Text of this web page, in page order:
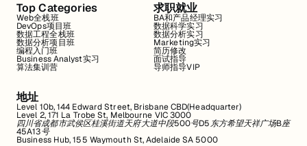
Top Categories
Web全栈班
DevOps项目班
数据工程全栈班
数据分析项目班
编程入门班
Business Analyst实习
算法集训营
求职就业
BA和产品经理实习
数据科学实习
数据分析实习
Marketing实习
简历修改
面试指导
导师指导VIP
地址
Level 10b, 144 Edward Street, Brisbane CBD(Headquarter)
Level 2, 171 La Trobe St, Melbourne VIC 3000
四川省成都市武侯区桂溪街道天府大道中段500号D5东方希望天祥广场B座
45A13号
Business Hub, 155 Waymouth St, Adelaide SA 5000